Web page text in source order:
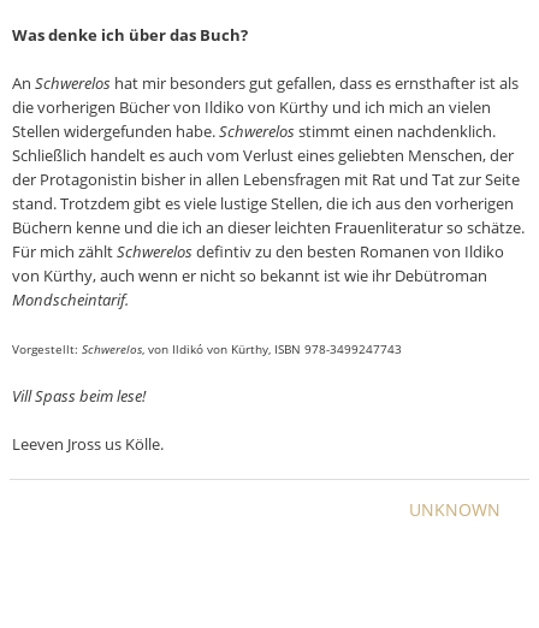
Was denke ich über das Buch?
An Schwerelos hat mir besonders gut gefallen, dass es ernsthafter ist als
die vorherigen Bücher von Ildiko von Kürthy und ich mich an vielen
Stellen widergefunden habe.Schwerelosstimmt einen nachdenklich.
Schließlich handelt es auch vom Verlust eines geliebten Menschen, der
der Protagonistin bisher in allen Lebensfragen mit Rat und Tat zur Seite
stand. Trotzdem gibt es viele lustige Stellen, die ich aus den vorherigen
Büchern kenne und die ich an dieser leichten Frauenliteratur so schätze.
Für mich zähltSchwerelosdefintiv zu den besten Romanen von Ildiko
von Kürthy, auch wenn er nicht so bekannt ist wie ihr Debütroman
Mondscheintarif.
Vorgestellt: Schwerelos, von Ildikó von Kürthy, ISBN 978-3499247743
Vill Spass beim lese!
Leeven Jross us Kölle.
UNKNOWN